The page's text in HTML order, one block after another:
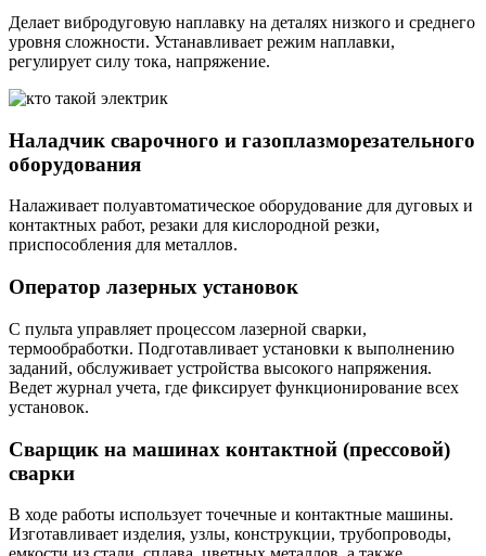
Делает вибродуговую наплавку на деталях низкого и среднего
уровня сложности. Устанавливает режим наплавки,
регулирует силу тока, напряжение.
Наладчик сварочного и газоплазморезательного
оборудования
Налаживает полуавтоматическое оборудование для дуговых и
контактных работ, резаки для кислородной резки,
приспособления для металлов.
Оператор лазерных установок
С пульта управляет процессом лазерной сварки,
термообработки. Подготавливает установки к выполнению
заданий, обслуживает устройства высокого напряжения.
Ведет журнал учета, где фиксирует функционирование всех
установок.
Сварщик на машинах контактной (прессовой)
сварки
В ходе работы использует точечные и контактные машины.
Изготавливает изделия, узлы, конструкции, трубопроводы,